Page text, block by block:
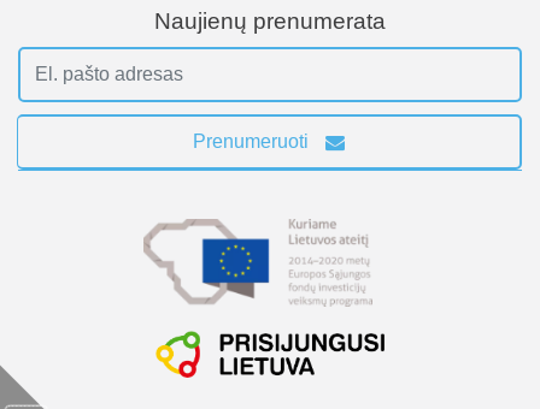
Naujienų prenumerata
Prenumeruoti